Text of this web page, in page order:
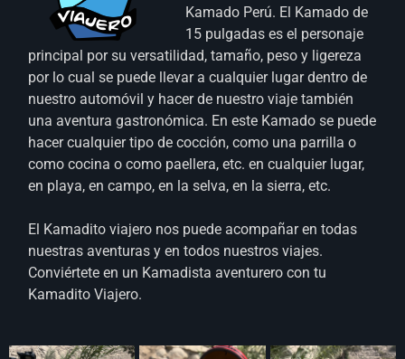
Kamado Perú. El Kamado de
15 pulgadas es el personaje
principal por su versatilidad, tamaño, peso y ligereza
por lo cual se puede llevar a cualquier lugar dentro de
nuestro automóvil y hacer de nuestro viaje también
una aventura gastronómica. En este Kamado se puede
hacer cualquier tipo de cocción, como una parrilla o
como cocina o como paellera, etc. en cualquier lugar,
en playa, en campo, en la selva, en la sierra, etc.
El Kamadito viajero nos puede acompañar en todas
nuestras aventuras y en todos nuestros viajes.
Conviértete en un Kamadista aventurero con tu
Kamadito Viajero.